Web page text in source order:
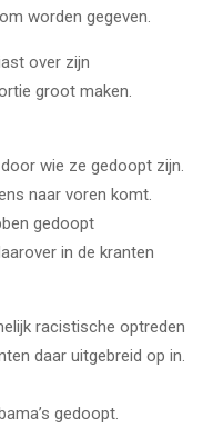
worden gegeven.
over zijn
groot maken.
wie ze gedoopt zijn.
naar voren komt.
gedoopt
in de kranten
racistische optreden
daar uitgebreid op in.
gedoopt.